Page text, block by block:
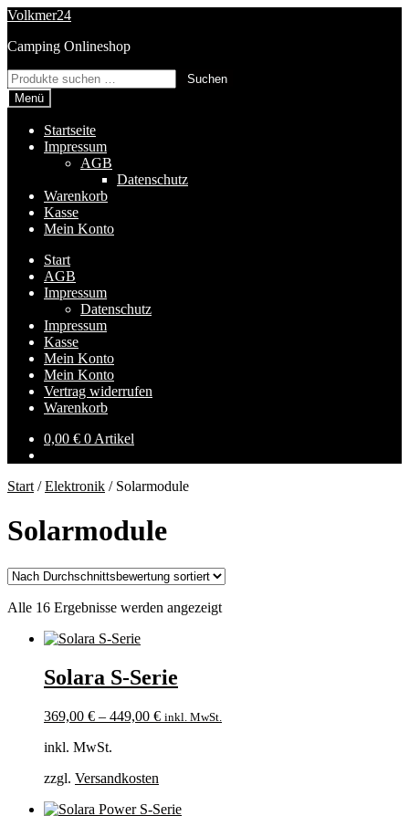
Zur
springen
Zum
springen
Volkmer24
Camping Onlineshop
Suchen
nach:
Suchen
Menü
Startseite
Impressum
AGB
Datenschutz
Warenkorb
Kasse
Mein Konto
Start
AGB
Impressum
Datenschutz
Impressum
Kasse
Mein Konto
Mein Konto
Vertrag widerrufen
Warenkorb
0,00 € 0 Artikel
Start /Elektronik / Solarmodule
Solarmodule
Alle 16 Ergebnisse werden angezeigtNach
Solara S-Serie
369,00 € – 449,00 € inkl. MwSt.
inkl. MwSt.
zzgl. Versandkosten